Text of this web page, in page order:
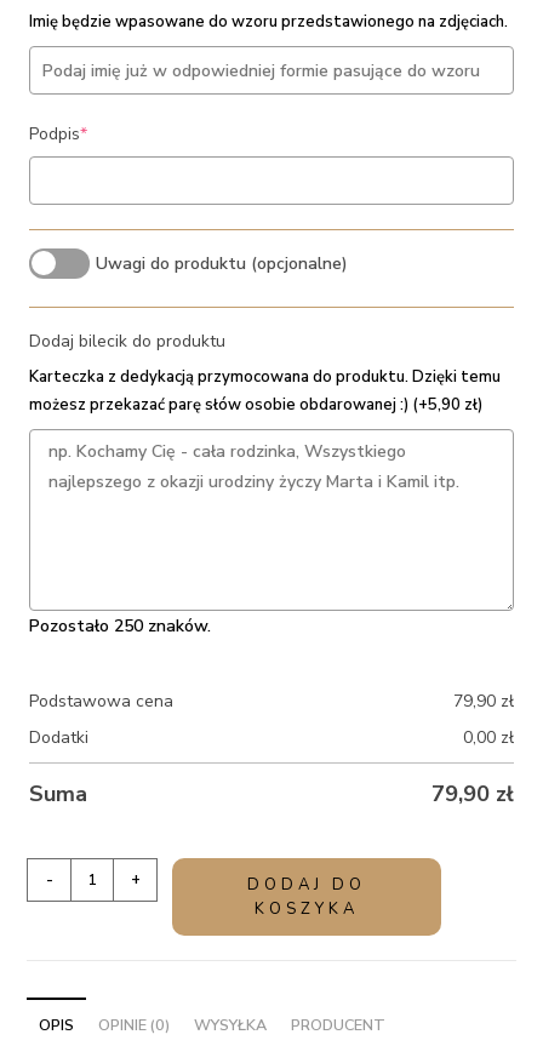
Imię będzie wpasowane do wzoru przedstawionego na zdjęciach.
Podpis*(required)
Uwagi do produktu (opcjonalne)
Dodaj bilecik do produktu
Karteczka z dedykacją przymocowana do produktu. Dzięki temu
możesz przekazać parę słów osobie obdarowanej :) (+5,90 zł)
Pozostało 250 znaków.
Podstawowa cena 79,90 zł
Dodatki
0,00 zł
Suma 79,90 zł
Skrzynka
dla
Świadkowej
- +
DODAJ DO
KOSZYKA
OPIS OPINIE (0) WYSYŁKA PRODUCENT